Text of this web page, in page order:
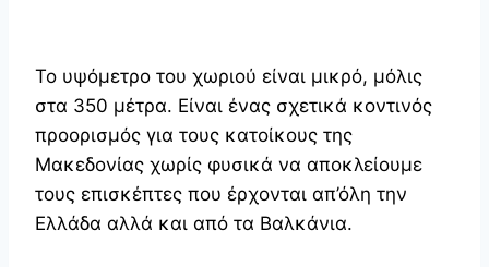
Το υψόμετρο του χωριού είναι μικρό, μόλις
στα 350 μέτρα. Είναι ένας σχετικά κοντινός
προορισμός για τους κατοίκους της
Μακεδονίας χωρίς φυσικά να αποκλείουμε
τους επισκέπτες που έρχονται απ’όλη την
Ελλάδα αλλά και από τα Βαλκάνια.